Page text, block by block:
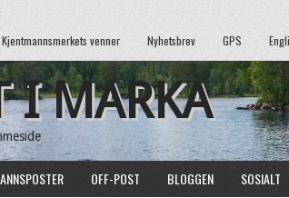
Kjentmannsmerkets venner Nyhetsbrev GPS
I MARKA
OFF-POST BLOGGEN SOSIALT